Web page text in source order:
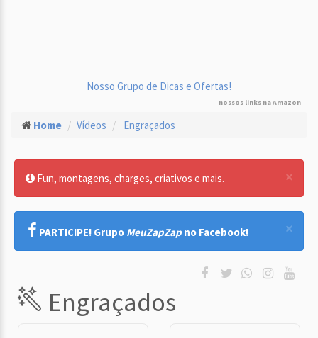
Nosso Grupo de Dicas e Ofertas!
nossos links na Amazon
Home Vídeos Engraçados
×
Fun, montagens, charges, criativos e mais.
×
PARTICIPE! Grupo MeuZapZap no Facebook!
Engraçados